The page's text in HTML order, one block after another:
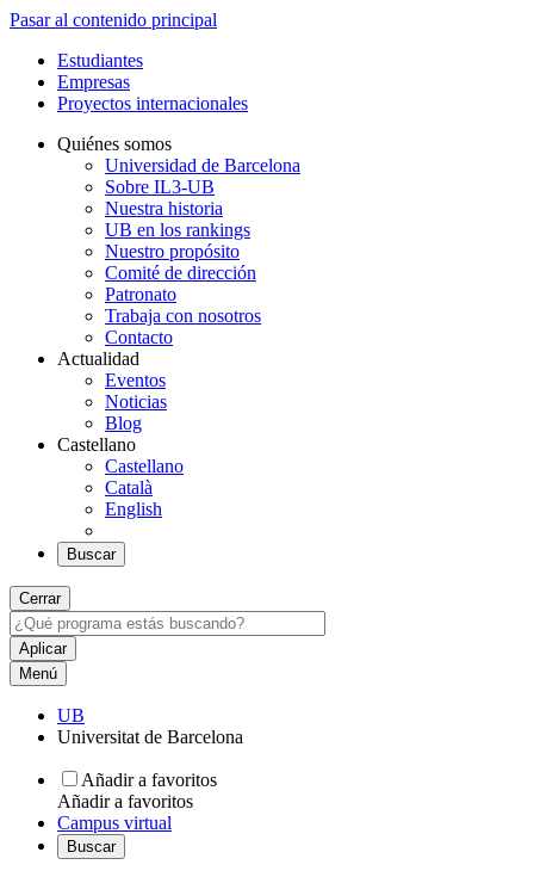
Pasar al contenido principal
Estudiantes
Empresas
Proyectos internacionales
Quiénes somos
Universidad de Barcelona
Sobre IL3-UB
Nuestra historia
UB en los rankings
Nuestro propósito
Comité de dirección
Patronato
Trabaja con nosotros
Contacto
Actualidad
Eventos
Noticias
Blog
Castellano
Castellano
Català
English
Buscar
Cerrar
Menú
UB
Universitat de Barcelona
Añadir a favoritos
Añadir a favoritos
Campus virtual
Buscar